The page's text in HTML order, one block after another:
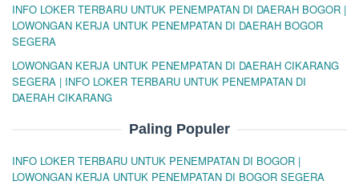
INFO LOKER TERBARU UNTUK PENEMPATAN DI DAERAH BOGOR |
LOWONGAN KERJA UNTUK PENEMPATAN DI DAERAH BOGOR
SEGERA
LOWONGAN KERJA UNTUK PENEMPATAN DI DAERAH CIKARANG
SEGERA | INFO LOKER TERBARU UNTUK PENEMPATAN DI
DAERAH CIKARANG
Paling Populer
INFO LOKER TERBARU UNTUK PENEMPATAN DI BOGOR |
LOWONGAN KERJA UNTUK PENEMPATAN DI BOGOR SEGERA